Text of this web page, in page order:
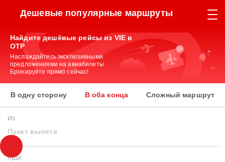
Дешевые популярные маршруты
Найдите дешёвые рейсы из VIE в
OTP
Наслаждайтесь эксклюзивными
предложениями на авиабилеты.
Бронируйте прямо сейчас!
В одну сторону В оба конца Сложный маршрут
Из
Пункт вылета
Куда